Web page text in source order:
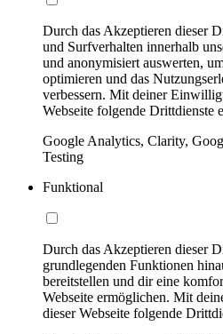
Durch das Akzeptieren dieser
und Surfverhalten innerhalb
und anonymisiert auswerten,
optimieren und das
verbessern. Mit deiner
Webseite folgende Drittdienste
Google Analytics, Clarity,
Testing
Funktional
Durch das Akzeptieren dieser
grundlegenden Funktionen
bereitstellen und dir eine
Webseite ermöglichen. Mit
dieser Webseite folgende